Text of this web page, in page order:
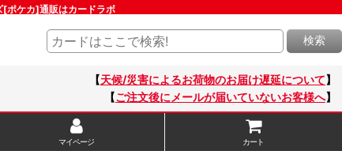
ポケカ]通販はカードラボ
検索
【天候/災害によるお荷物のお届け遅延について】
【ご注文後にメールが届いていないお客様へ】
マイページ カート